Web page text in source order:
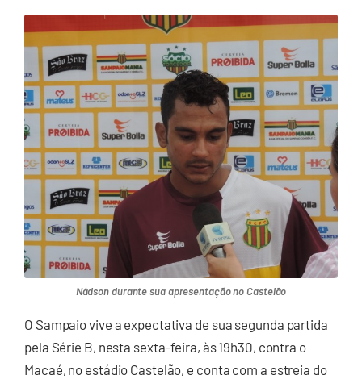
Nádson durante sua apresentação no Castelão
O Sampaio vive a expectativa de sua segunda partida
pela Série B, nesta sexta-feira, às 19h30, contra o
Macaé, no estádio Castelão, e conta com a estreia do